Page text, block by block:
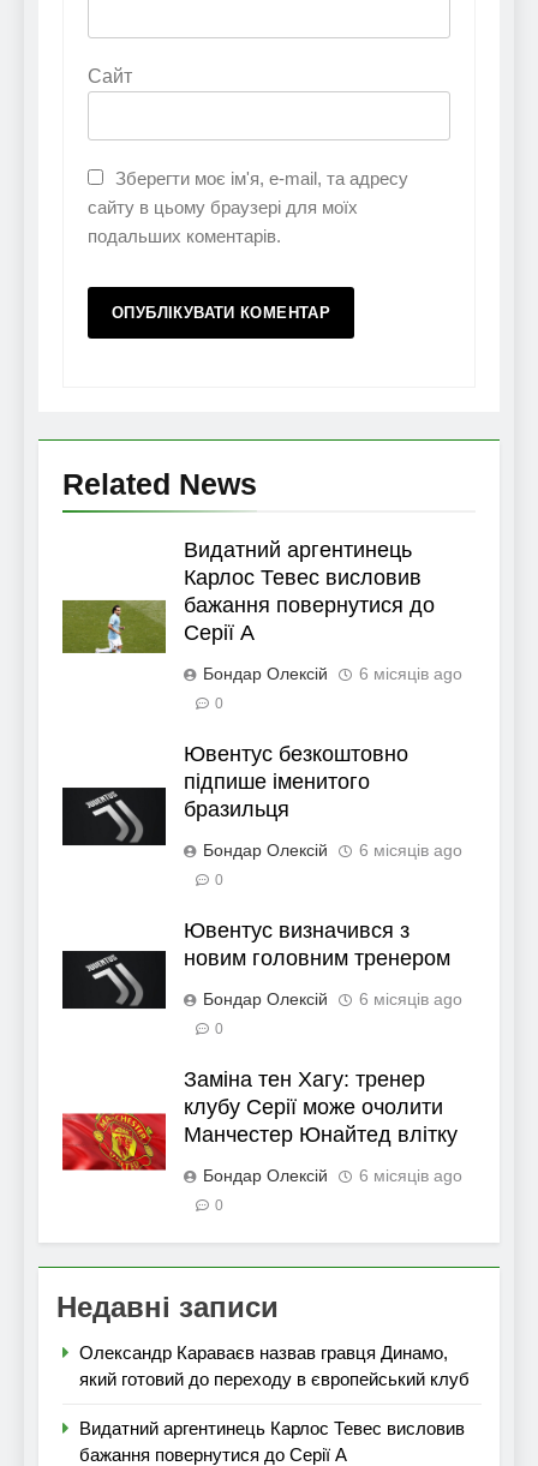
Сайт
Зберегти моє ім'я, e-mail, та адресу
сайту в цьому браузері для моїх
подальших коментарів.
Related News
Видатний аргентинець
Карлос Тевес висловив
бажання повернутися до
Серії А
Бондар Олексій 6 місяців ago
0
Ювентус безкоштовно
підпише іменитого
бразильця
Бондар Олексій 6 місяців ago
0
Ювентус визначився з
новим головним тренером
Бондар Олексій 6 місяців ago
0
Заміна тен Хагу: тренер
клубу Серії може очолити
Манчестер Юнайтед влітку
Бондар Олексій 6 місяців ago
0
Недавні записи
Олександр Караваєв назвав гравця Динамо,
який готовий до переходу в європейський клуб
Видатний аргентинець Карлос Тевес висловив
бажання повернутися до Серії А